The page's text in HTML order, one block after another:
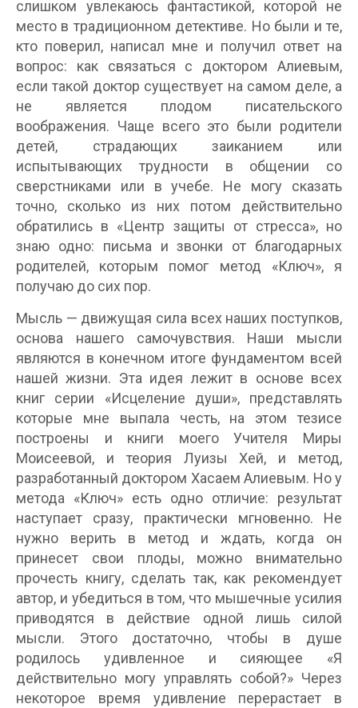
слишком увлекаюсь фантастикой, которой не
место в традиционном детективе. Но были и те,
кто поверил, написал мне и получил ответ на
вопрос: как связаться с доктором Алиевым,
если такой доктор существует на самом деле, а
не является плодом писательского
воображения. Чаще всего это были родители
детей, страдающих заиканием или
испытывающих трудности в общении со
сверстниками или в учебе. Не могу сказать
точно, сколько из них потом действительно
обратились в «Центр защиты от стресса», но
знаю одно: письма и звонки от благодарных
родителей, которым помог метод «Ключ», я
получаю до сих пор.
Мысль — движущая сила всех наших поступков,
основа нашего самочувствия. Наши мысли
являются в конечном итоге фундаментом всей
нашей жизни. Эта идея лежит в основе всех
книг серии «Исцеление души», представлять
которые мне выпала честь, на этом тезисе
построены и книги моего Учителя Миры
Моисеевой, и теория Луизы Хей, и метод,
разработанный доктором Хасаем Алиевым. Но у
метода «Ключ» есть одно отличие: результат
наступает сразу, практически мгновенно. Не
нужно верить в метод и ждать, когда он
принесет свои плоды, можно внимательно
прочесть книгу, сделать так, как рекомендует
автор, и убедиться в том, что мышечные усилия
приводятся в действие одной лишь силой
мысли. Этого достаточно, чтобы в душе
родилось удивленное и сияющее «Я
действительно могу управлять собой?» Через
некоторое время удивление перерастает в